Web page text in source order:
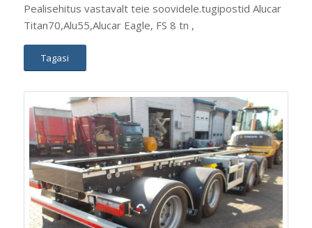
Pealisehitus vastavalt teie soovidele.tugipostid Alucar
Titan70,Alu55,Alucar Eagle, FS 8 tn ,
Tagasi